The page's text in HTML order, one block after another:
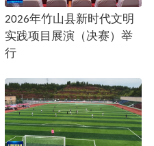
2026年竹山县新时代文明
实践项目展演（决赛）举
行